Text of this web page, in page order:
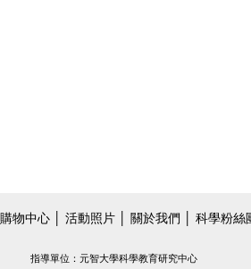
購物中心 活動照片 關於我們 科學粉絲
指導單位：元智大學科學教育研究中心